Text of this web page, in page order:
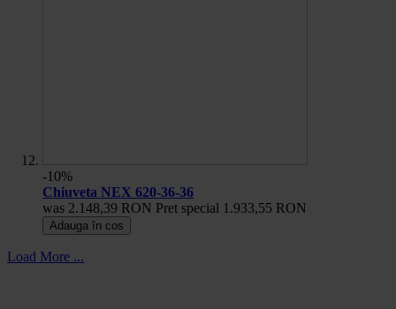
-10%
Chiuveta NEX 620-36-36
was 2.148,39 RON Pret special 1.933,55 RON
Adauga în cos
Load More ...